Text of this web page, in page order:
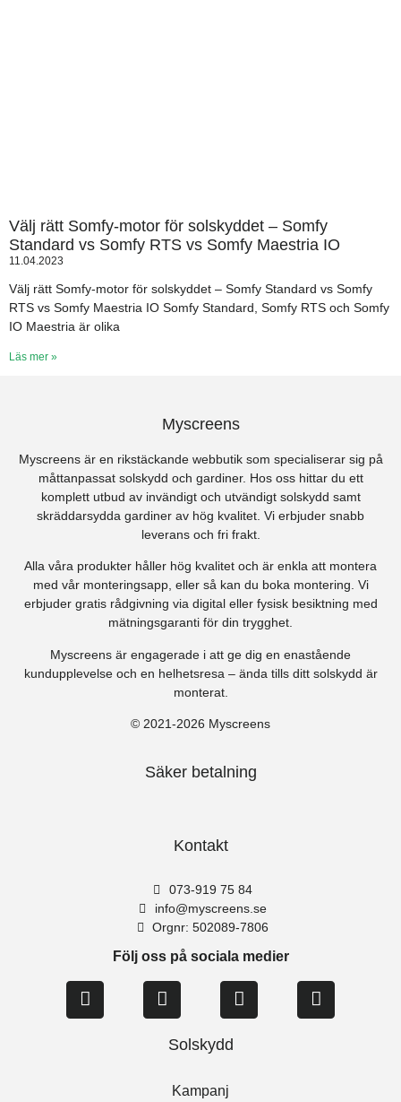
Välj rätt Somfy-motor för solskyddet – Somfy
Standard vs Somfy RTS vs Somfy Maestria IO
11.04.2023
Välj rätt Somfy-motor för solskyddet – Somfy Standard vs Somfy
RTS vs Somfy Maestria IO Somfy Standard, Somfy RTS och Somfy
IO Maestria är olika
Läs mer »
Myscreens
Myscreens är en rikstäckande webbutik som specialiserar sig på
måttanpassat solskydd och gardiner. Hos oss hittar du ett
komplett utbud av invändigt och utvändigt solskydd samt
skräddarsydda gardiner av hög kvalitet. Vi erbjuder snabb
leverans och fri frakt.
Alla våra produkter håller hög kvalitet och är enkla att montera
med vår monteringsapp, eller så kan du boka montering. Vi
erbjuder gratis rådgivning via digital eller fysisk besiktning med
mätningsgaranti för din trygghet.
Myscreens är engagerade i att ge dig en enastående
kundupplevelse och en helhetsresa – ända tills ditt solskydd är
monterat.
© 2021-2026 Myscreens
Säker betalning
Kontakt
073-919 75 84
info@myscreens.se
Orgnr: 502089-7806
Följ oss på sociala medier
Solskydd
Kampanj